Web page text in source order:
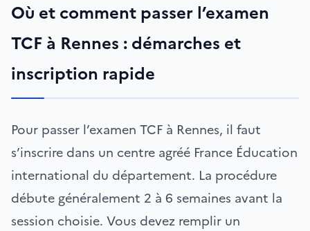
Où et comment passer l’examen
TCF à Rennes : démarches et
inscription rapide
Pour passer l’examen TCF à Rennes, il faut
s’inscrire dans un centre agréé France Éducation
international du département. La procédure
débute généralement 2 à 6 semaines avant la
session choisie. Vous devez remplir un